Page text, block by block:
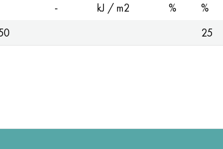
- kJ / m2 % %
25